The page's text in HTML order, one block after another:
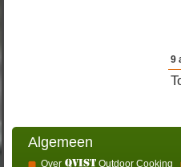
9
Algemeen
Over Outdoor Cooking